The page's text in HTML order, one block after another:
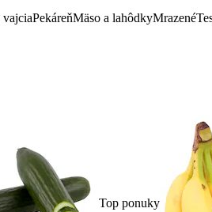
PekáreňMäso a lahôdkyMrazené
Top ponuky